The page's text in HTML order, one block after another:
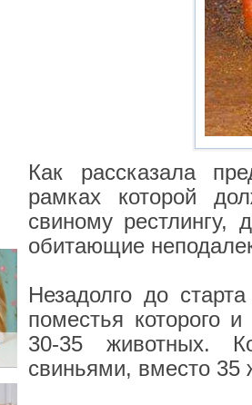
Как рассказала
рамках которой
свиному рестлингу,
обитающие
Незадолго до
поместья которого
30-35 животных.
свиньями, вместо 35